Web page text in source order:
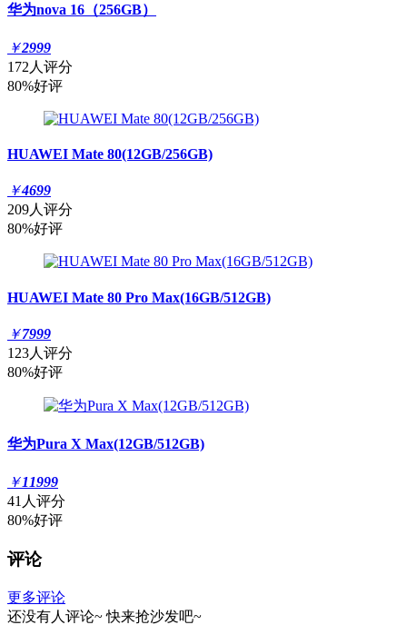
华为nova 16（256GB）
￥2999
172人评分
80%好评
HUAWEI Mate 80(12GB/256GB)
￥4699
209人评分
80%好评
HUAWEI Mate 80 Pro Max(16GB/512GB)
￥7999
123人评分
80%好评
华为Pura X Max(12GB/512GB)
￥11999
41人评分
80%好评
评论
更多评论
还没有人评论~ 快来抢沙发吧~